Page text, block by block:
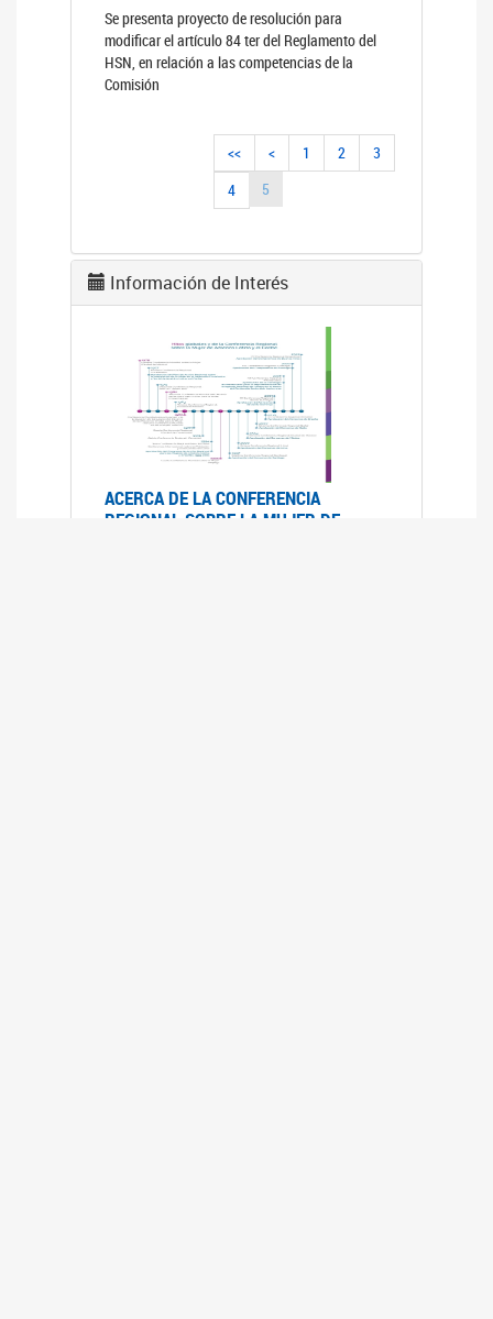
Se presenta proyecto de resolución para
modificar el artículo 84 ter del Reglamento del
HSN, en relación a las competencias de la
Comisión
<< < 1 2
3
4
5
Información de Interés
ACERCA DE LA CONFERENCIA
REGIONAL SOBRE LA MUJER DE